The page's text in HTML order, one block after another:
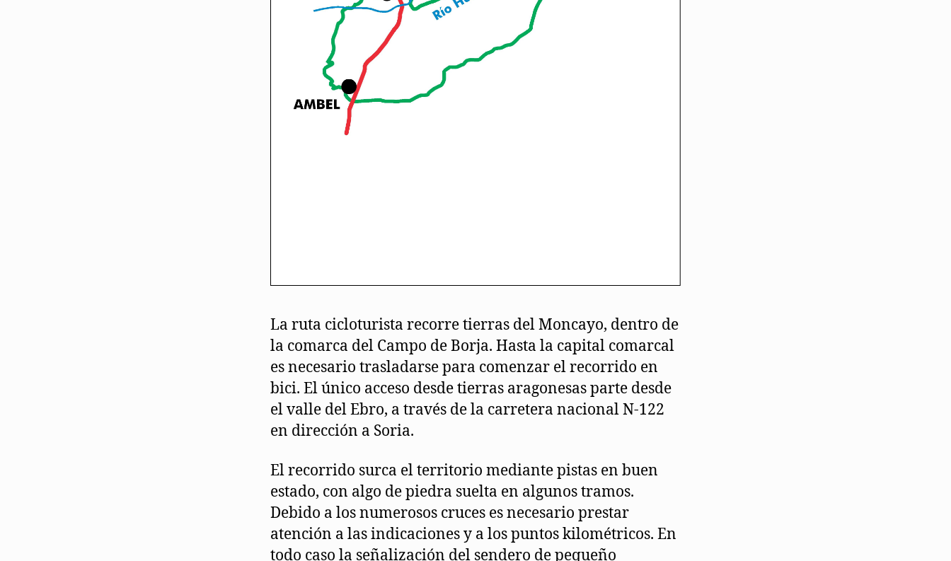
La ruta cicloturista recorre tierras del Moncayo, dentro de
la comarca del Campo de Borja. Hasta la capital comarcal
es necesario trasladarse para comenzar el recorrido en
bici. El único acceso desde tierras aragonesas parte desde
el valle del Ebro, a través de la carretera nacional N-122
en dirección a Soria.
El recorrido surca el territorio mediante pistas en buen
estado, con algo de piedra suelta en algunos tramos.
Debido a los numerosos cruces es necesario prestar
atención a las indicaciones y a los puntos kilométricos. En
todo caso la señalización del sendero de pequeño